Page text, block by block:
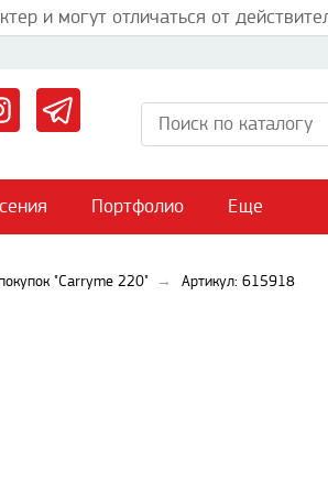
и могут отличаться от
Портфолио Еще
"Carryme 220" Артикул: 615918